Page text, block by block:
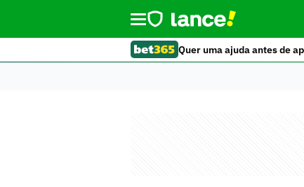
Quer uma ajuda antes de